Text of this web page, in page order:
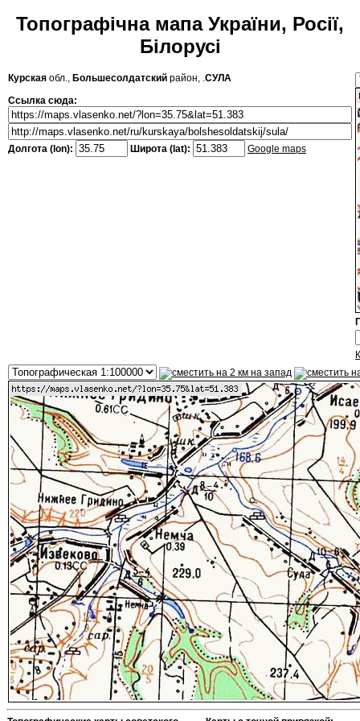
Топографічна мапа України, Росії,
Білорусі
Курская обл., Большесолдатский район, .СУЛА
Ссылка сюда:
Долгота (lon): Широта (lat): Google maps